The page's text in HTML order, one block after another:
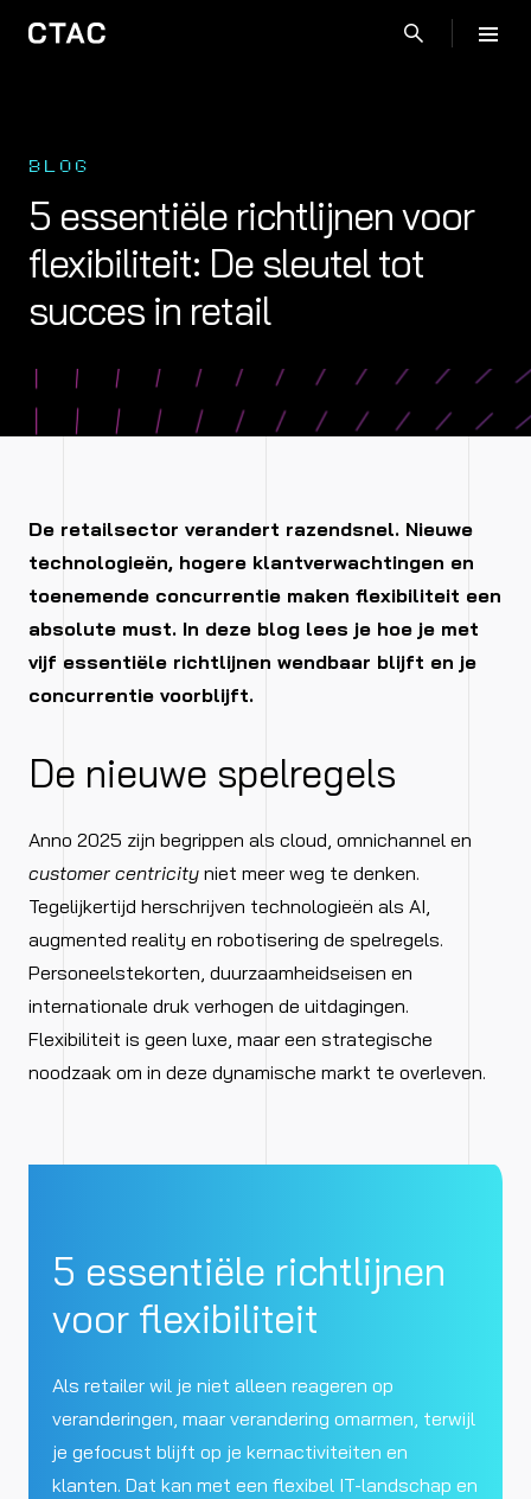
BLOG
5 essentiële richtlijnen voor
flexibiliteit: De sleutel tot
succes in retail
De retailsector verandert razendsnel. Nieuwe
technologieën, hogere klantverwachtingen en
toenemende concurrentie maken flexibiliteit een
absolute must. In deze blog lees je hoe je met
vijf essentiële richtlijnen wendbaar blijft en je
concurrentie voorblijft.
De nieuwe spelregels
Anno 2025 zijn begrippen als cloud, omnichannel en
customer centricity niet meer weg te denken.
Tegelijkertijd herschrijven technologieën als AI,
augmented reality en robotisering de spelregels.
Personeelstekorten, duurzaamheidseisen en
internationale druk verhogen de uitdagingen.
Flexibiliteit is geen luxe, maar een strategische
noodzaak om in deze dynamische markt te overleven.
5 essentiële richtlijnen
voor flexibiliteit
Als retailer wil je niet alleen reageren op
veranderingen, maar verandering omarmen, terwijl
je gefocust blijft op je kernactiviteiten en
klanten. Dat kan met een flexibel IT-landschap en